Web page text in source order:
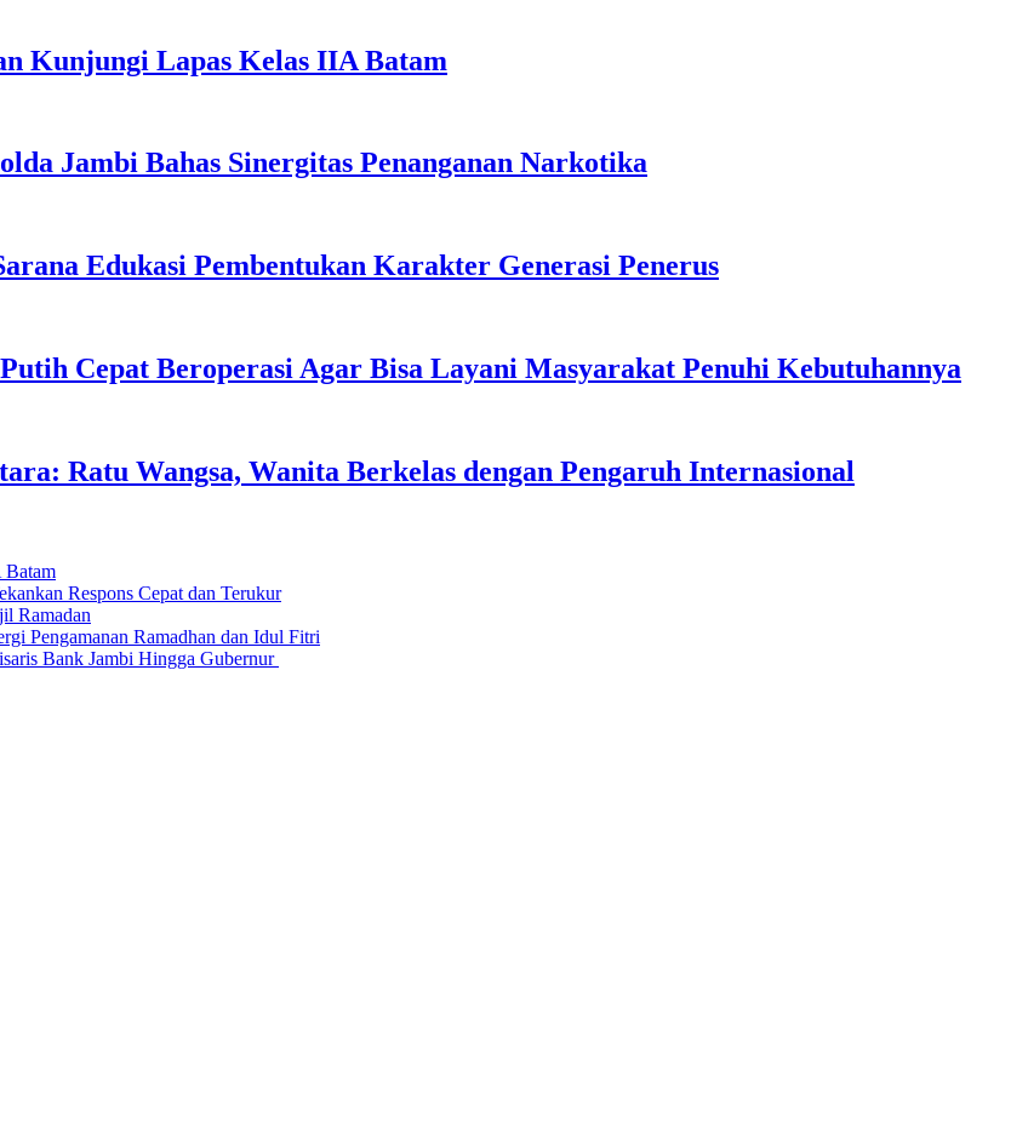
Kunjungi Lapas Kelas IIA Batam
Jambi Bahas Sinergitas Penanganan Narkotika
Edukasi Pembentukan Karakter Generasi Penerus
Cepat Beroperasi Agar Bisa Layani Masyarakat Penuhi Kebutuhannya
Ratu Wangsa, Wanita Berkelas dengan Pengaruh Internasional
Batam
Respons Cepat dan Terukur
Ramadan
Pengamanan Ramadhan dan Idul Fitri
Bank Jambi Hingga Gubernur